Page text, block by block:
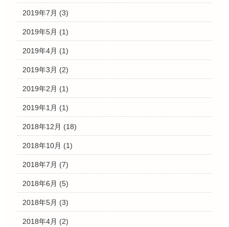
2019年7月 (3)
2019年5月 (1)
2019年4月 (1)
2019年3月 (2)
2019年2月 (1)
2019年1月 (1)
2018年12月 (18)
2018年10月 (1)
2018年7月 (7)
2018年6月 (5)
2018年5月 (3)
2018年4月 (2)